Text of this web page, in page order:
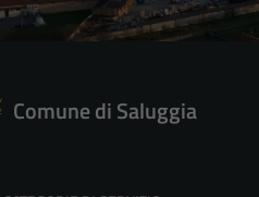
Comune di Saluggia